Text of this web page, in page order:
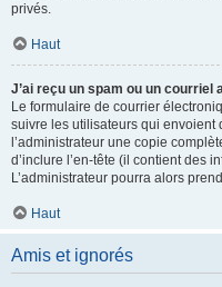
privés.
Haut
J’ai reçu un spam ou un courriel
Le formulaire de courrier
suivre les utilisateurs qui envoient
l’administrateur une copie
d’inclure l’en-tête (il contient des
L’administrateur pourra alors
Haut
Amis et ignorés